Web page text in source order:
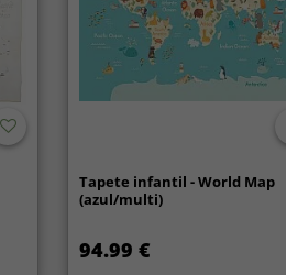
Tapete infantil - World Map
(azul/multi)
94.99 €